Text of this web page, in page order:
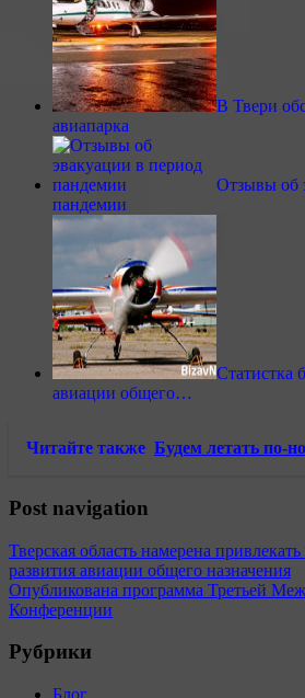
В Твери
авиапарка
Отзывы об
пандемии
Статистка
авиации общего…
Читайте также Будем летать по-
Post navigation
Тверская область намерена
развития авиации общего назначения
Опубликована программа Третьей
Конференции
Рубрики